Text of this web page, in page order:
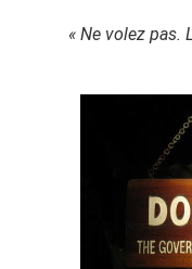
« Ne volez pas.